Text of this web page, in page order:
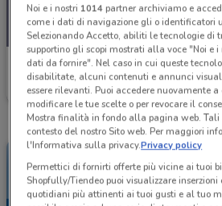
Mondadori Store
Scade il 31/08
Noi e i nostri 1014partner archiviamo e
come i dati di navigazione gli o identificatori
Selezionando Accetto, abiliti le tecnologie di
supportino gli scopi mostrati alla voce "Noi e
dati da fornire". Nel caso in cui queste
disabilitate, alcuni contenuti e annunci
essere rilevanti. Puoi accedere nuovamente
modificare le tue scelte o per revocare il
Mostra finalità in fondo alla pagina web.
contesto del nostro Sito web. Per maggiori
l'Informativa sulla privacy.Privacy policy
Permettici di fornirti offerte più vicine ai tuoi
Shopfully/Tiendeo puoi visualizzare
quotidiani più attinenti ai tuoi gusti e al tuo